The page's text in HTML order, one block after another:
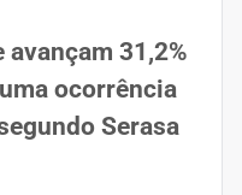
31,2%
ocorrência
Serasa